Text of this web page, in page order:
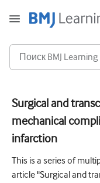
Острая и
Аллергия
Кардиология
Surgical and
mechanical
infarction
This is a series of
article "Surgical and